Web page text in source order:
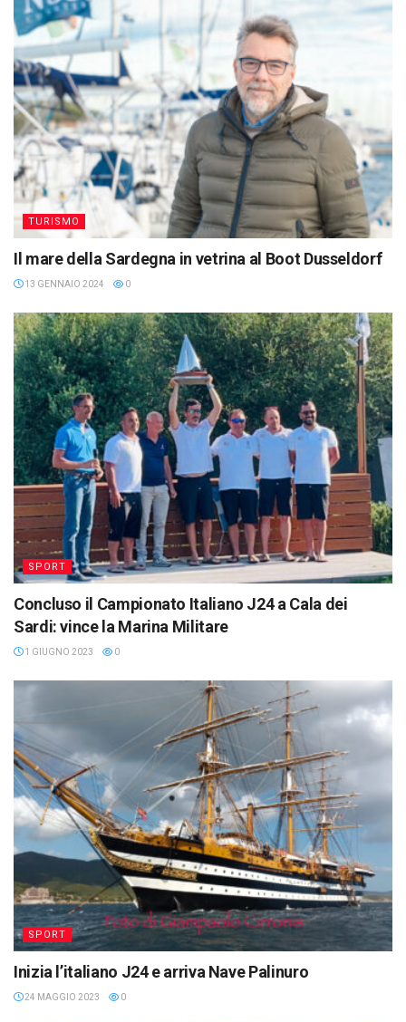
TURISMO
Il mare della Sardegna in vetrina al Boot Dusseldorf
13 GENNAIO 2024 0
SPORT
Concluso il Campionato Italiano J24 a Cala dei
Sardi: vince la Marina Militare
1 GIUGNO 2023 0
SPORT
Inizia l’italiano J24 e arriva Nave Palinuro
24 MAGGIO 2023 0